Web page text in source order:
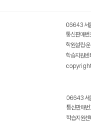
06643 서
통신판매
학원설립·
학습지원
06643 서
통신판매
학습지원